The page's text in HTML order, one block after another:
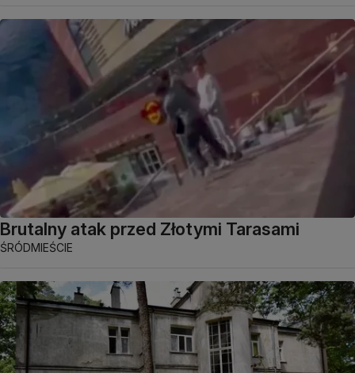
Brutalny atak przed Złotymi Tarasami
ŚRÓDMIEŚCIE